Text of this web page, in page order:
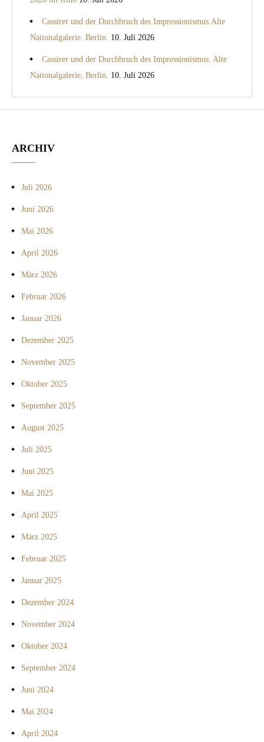
Cassirer und der Durchbruch des Impressionismus.Alte
Nationalgalerie. Berlin. 10. Juli 2026
Cassirer und der Durchbruch des Impressionismus. Alte
Nationalgalerie, Berlin. 10. Juli 2026
ARCHIV
Juli 2026
Juni 2026
Mai 2026
April 2026
März 2026
Februar 2026
Januar 2026
Dezember 2025
November 2025
Oktober 2025
September 2025
August 2025
Juli 2025
Juni 2025
Mai 2025
April 2025
März 2025
Februar 2025
Januar 2025
Dezember 2024
November 2024
Oktober 2024
September 2024
Juni 2024
Mai 2024
April 2024